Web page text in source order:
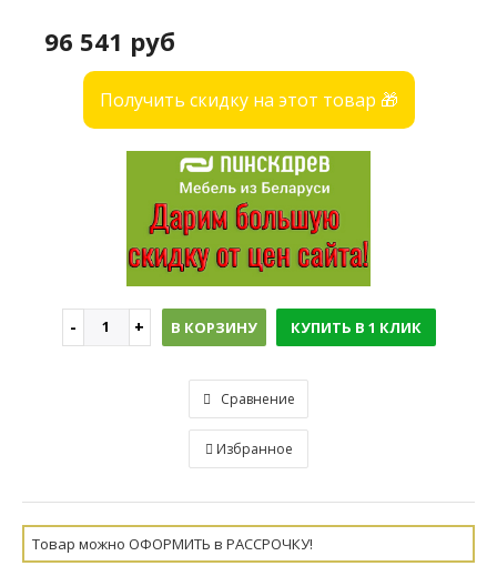
96 541 руб
Получить скидку на этот товар 🎁
В КОРЗИНУ КУПИТЬ В 1 КЛИК
Сравнение
Избранное
Товар можно ОФОРМИТЬ в РАССРОЧКУ!